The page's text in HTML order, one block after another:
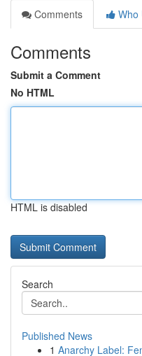
Comments
Who
Comments
Submit a Comment
No HTML
HTML is disabled
Search
Published News
1 Anarchy Label: